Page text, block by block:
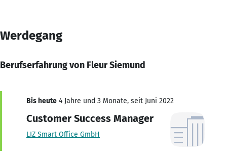
Werdegang
Berufserfahrung von Fleur Siemund
Bis heute 4 Jahre und 3 Monate, seit Juni 2022
Customer Success Manager
LIZ Smart Office GmbH